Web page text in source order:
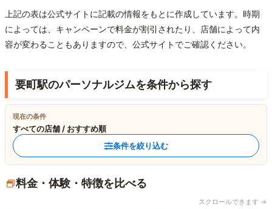
上記の表は公式サイトに記載の情報をもとに作成しています。時期
によっては、キャンペーンで料金が割引されたり、店舗によって内
容が変わることもありますので、公式サイトでご確認ください。
要町駅のパーソナルジムを条件から探す
現在の条件
すべての店舗 / おすすめ順
条件を絞り込む
料金・体験・特徴を比べる
スクロールできます →